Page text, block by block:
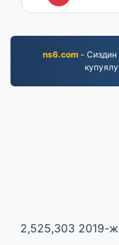
ns6.com - Сиздин
2,525,303 2019-